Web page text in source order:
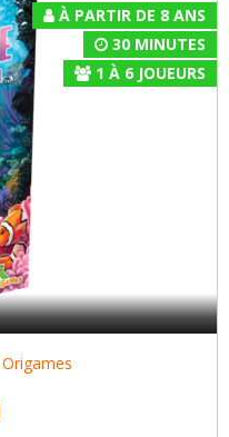
À PARTIR DE 8 ANS
30 MINUTES
1 À 6JOUEURS
Origames